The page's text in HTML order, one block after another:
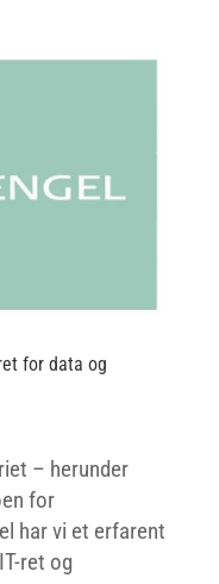
for data og
– herunder
for
har vi et erfarent
ret og